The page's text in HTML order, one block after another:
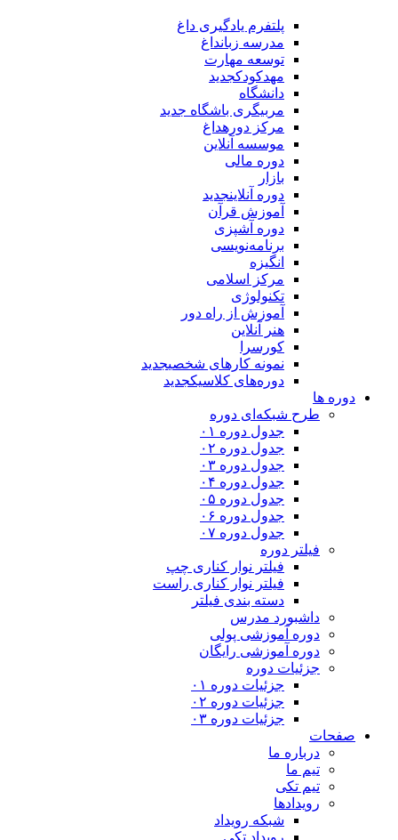
پلتفرم یادگیریداغ
مدرسه زبانداغ
توسعه مهارت
مهدکودکجدید
دانشگاه
مربیگری باشگاهجدید
مرکز دوره داغ
موسسه آنلاین
دوره مالی
بازار
دوره آنلاین جدید
آموزش قرآن
دوره آشپزی
برنامه‌نویسی
انگیزه
مرکز اسلامی
تکنولوژی
آموزش از راه دور
هنر آنلاین
کورسرا
نمونه کارهای شخصیجدید
دوره‌های کلاسیکجدید
دوره ها
طرح شبکه‌ای دوره
جدول دوره ۰۱
جدول دوره ۰۲
جدول دوره ۰۳
جدول دوره ۰۴
جدول دوره ۰۵
جدول دوره ۰۶
جدول دوره ۰۷
فیلتر دوره
فیلتر نوار کناری چپ
فیلتر نوار کناری راست
دسته بندی فیلتر
داشبورد مدرس
دوره آموزشی پولی
دوره آموزشی رایگان
جزئیات دوره
جزئیات دوره ۰۱
جزئیات دوره ۰۲
جزئیات دوره ۰۳
صفحات
درباره ما
تیم ما
تیم تکی
رویدادها
شبکه رویداد
رویداد تکی